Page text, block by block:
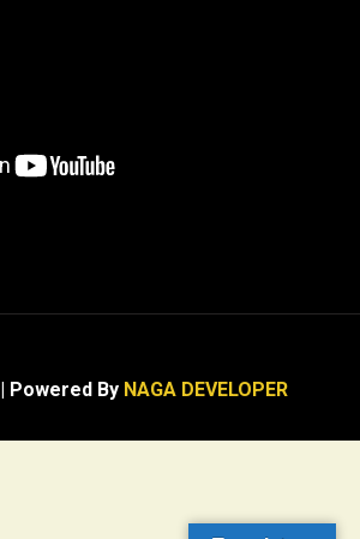
| Powered By NAGA DEVELOPER